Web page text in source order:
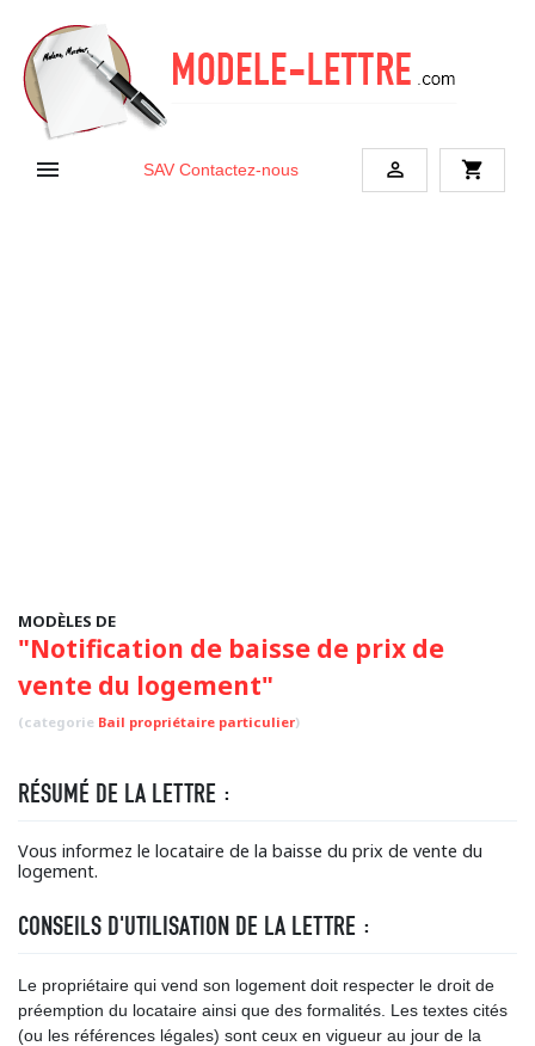
 SAV Contactez-nous  shopping_cart
MODÈLES DE
"Notification de baisse de prix de
vente du logement"
(categorie Bail propriétaire particulier)
RÉSUMÉ DE LA LETTRE :
Vous informez le locataire de la baisse du prix de vente du
logement.
CONSEILS D'UTILISATION DE LA LETTRE :
Le propriétaire qui vend son logement doit respecter le droit de
préemption du locataire ainsi que des formalités. Les textes cités
(ou les références légales) sont ceux en vigueur au jour de la